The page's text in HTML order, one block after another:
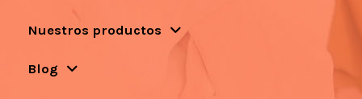
Nuestros productos
Blog